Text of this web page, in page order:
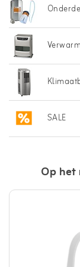
SALE
Op